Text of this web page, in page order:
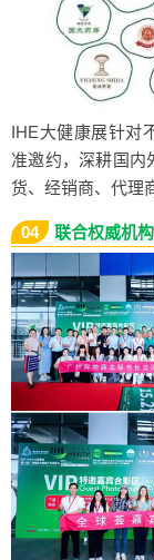
IHE大健康展针对
准邀约，深耕国内
货、经销商、代理
04 联合权威机